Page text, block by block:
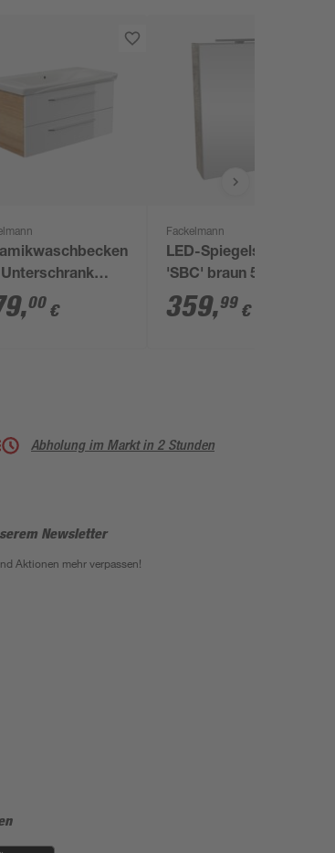
weiß/eiche
x 55,2 x 54,3 cm
,00 €
Fackelmann
LED-Spiegelschrank
'SBC' braun 50 x 68 x
15,3 cm links
359,99 €
Abholung im Markt in 2 Stunden
Newsletter
Aktionen mehr verpassen!